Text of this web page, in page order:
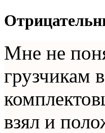
Мне не
грузчикам
взял и